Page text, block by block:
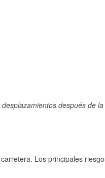
después de
Los principales